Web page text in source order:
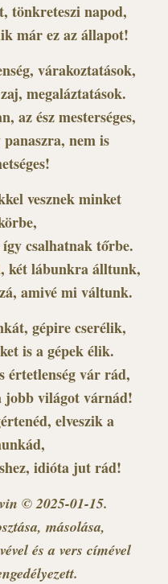
tönkreteszi napod,
már ez az állapot!
várakoztatások,
megaláztatások.
az ész mesterséges,
nem is
vesznek minket
csalhatnak tőrbe.
két lábunkra álltunk,
amivé mi váltunk.
gépire cserélik,
is a gépek élik.
értetlenség vár rád,
jobb világot várnád!
elveszik a
idióta jut rád!
© 2025-01-15.
másolása,
és a vers címével